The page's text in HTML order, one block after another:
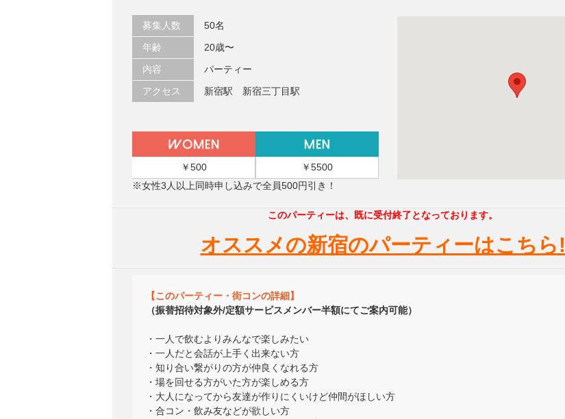
募集人数
50名
年齢
20歳〜
内容
パーティー
アクセス
新宿駅 新宿三丁目駅
￥500
￥5500
※女性3人以上同時申し込みで全員500円引き！
このパーティーは、既に受付終了となっております。
オススメの新宿のパーティーはこちら!
【このパーティー・街コンの詳細】
（振替招待対象外/定額サービスメンバー半額にてご案内可能）
・一人で飲むよりみんなで楽しみたい
・一人だと会話が上手く出来ない方
・知り合い繋がりの方が仲良くなれる方
・場を回せる方がいた方が楽しめる方
・大人になってから友達が作りにくいけど仲間がほしい方
・合コン・飲み友などが欲しい方